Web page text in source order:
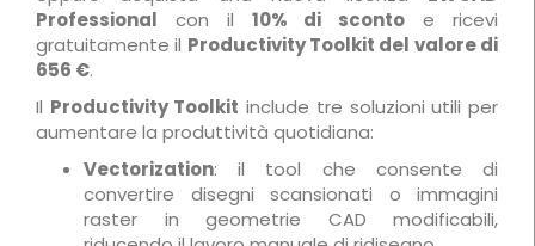
Professional con il 10% di sconto e ricevi
gratuitamente il Productivity Toolkit del valore di
656 €.
Il Productivity Toolkit include tre soluzioni utili per
aumentare la produttività quotidiana:
Vectorization: il tool che consente di
convertire disegni scansionati o immagini
raster in geometrie CAD modificabili,